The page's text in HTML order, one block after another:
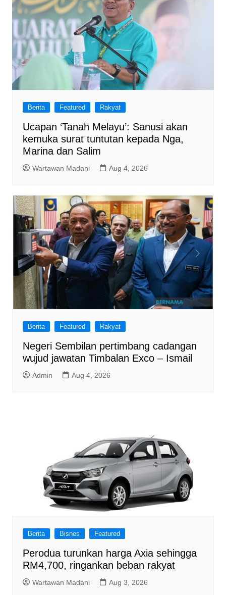
Berita Featured Rakyat
Ucapan ‘Tanah Melayu’: Sanusi akan
kemuka surat tuntutan kepada Nga,
Marina dan Salim
Wartawan Madani Aug 4, 2026
Berita Featured Rakyat
Negeri Sembilan pertimbang cadangan
wujud jawatan Timbalan Exco – Ismail
Admin Aug 4, 2026
Berita Bisnes Featured
Perodua turunkan harga Axia sehingga
RM4,700, ringankan beban rakyat
Wartawan Madani Aug 3, 2026